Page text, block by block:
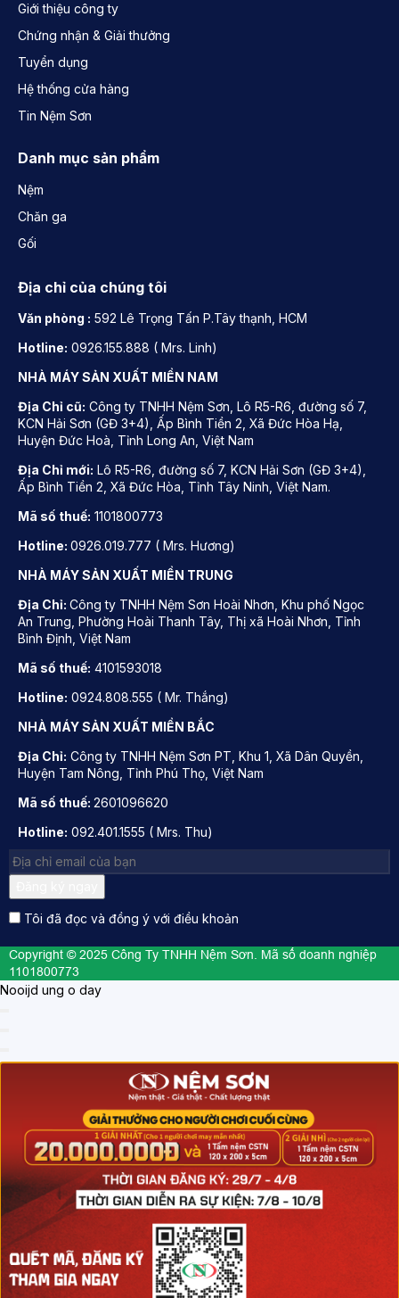
Giới thiệu công ty
Chứng nhận & Giải thưởng
Tuyển dụng
Hệ thống cửa hàng
Tin Nệm Sơn
Danh mục sản phẩm
Nệm
Chăn ga
Gối
Địa chỉ của chúng tôi
Văn phòng : 592 Lê Trọng Tấn P.Tây thạnh, HCM
Hotline: 0926.155.888 ( Mrs. Linh)
NHÀ MÁY SẢN XUẤT MIỀN NAM
Địa Chỉ cũ: Công ty TNHH Nệm Sơn, Lô R5-R6, đường số 7,
KCN Hải Sơn (GĐ 3+4), Ấp Bình Tiền 2, Xã Đức Hòa Hạ,
Huyện Đức Hoà, Tỉnh Long An, Việt Nam
Địa Chỉ mới: Lô R5-R6, đường số 7, KCN Hải Sơn (GĐ 3+4),
Ấp Bình Tiền 2, Xã Đức Hòa, Tỉnh Tây Ninh, Việt Nam.
Mã số thuế: 1101800773
Hotline: 0926.019.777 ( Mrs. Hương)
NHÀ MÁY SẢN XUẤT MIỀN TRUNG
Địa Chỉ: Công ty TNHH Nệm Sơn Hoài Nhơn, Khu phố Ngọc
An Trung, Phường Hoài Thanh Tây, Thị xã Hoài Nhơn, Tỉnh
Bình Định, Việt Nam
Mã số thuế: 4101593018
Hotline: 0924.808.555 ( Mr. Thắng)
NHÀ MÁY SẢN XUẤT MIỀN BẮC
Địa Chỉ: Công ty TNHH Nệm Sơn PT, Khu 1, Xã Dân Quyền,
Huyện Tam Nông, Tỉnh Phú Thọ, Việt Nam
Mã số thuế: 2601096620
Hotline: 092.401.1555 ( Mrs. Thu)
Tôi đã đọc và đồng ý với điều khoản
Copyright © 2025 Công Ty TNHH Nệm Sơn. Mã số doanh nghiệp
1101800773
Nooijd ung o day